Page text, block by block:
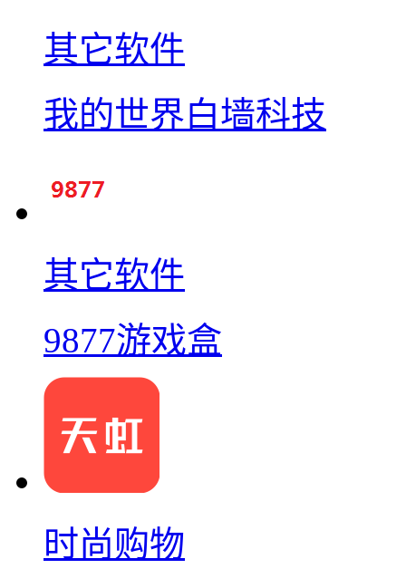
其它软件
我的世界白墙科技
其它软件
9877游戏盒
时尚购物